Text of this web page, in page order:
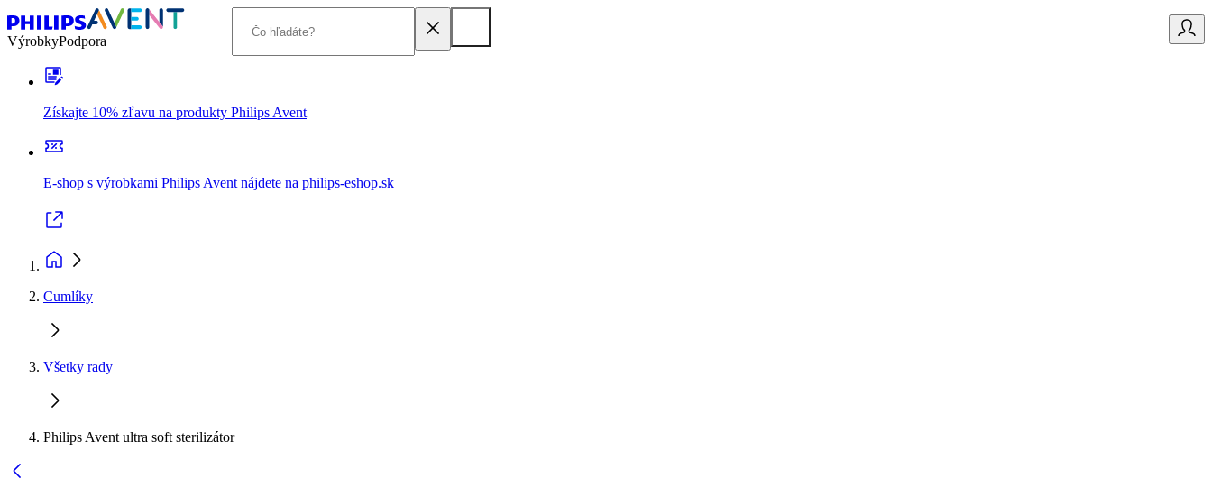
VýrobkyPodpora
Získajte 10% zľavu na produkty Philips Avent
E-shop s výrobkami Philips Avent nájdete na philips-eshop.sk
Cumlíky
Všetky rady
Philips Avent ultra soft sterilizátor